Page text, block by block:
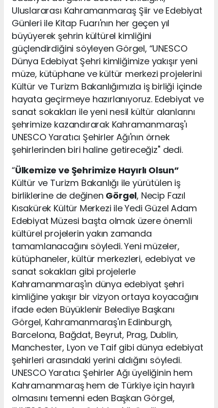
Uluslararası Kahramanmaraş Şiir ve Edebiyat
Günleri ile Kitap Fuarı'nın her geçen yıl
büyüyerek şehrin kültürel kimliğini
güçlendirdiğini söyleyen Görgel, “UNESCO
Dünya Edebiyat Şehri kimliğimize yakışır yeni
müze, kütüphane ve kültür merkezi projelerini
Kültür ve Turizm Bakanlığımızla iş birliği içinde
hayata geçirmeye hazırlanıyoruz. Edebiyat ve
sanat sokakları ile yeni nesil kültür alanlarını
şehrimize kazandırarak Kahramanmaraş'ı
UNESCO Yaratıcı Şehirler Ağı'nın örnek
şehirlerinden biri haline getireceğiz" dedi.
“Ülkemize ve Şehrimize Hayırlı Olsun”
Kültür ve Turizm Bakanlığı ile yürütülen iş
birliklerine de değinen Görgel, Necip Fazıl
Kısakürek Kültür Merkezi ile Yedi Güzel Adam
Edebiyat Müzesi başta olmak üzere önemli
kültürel projelerin yakın zamanda
tamamlanacağını söyledi. Yeni müzeler,
kütüphaneler, kültür merkezleri, edebiyat ve
sanat sokakları gibi projelerle
Kahramanmaraş'ın dünya edebiyat şehri
kimliğine yakışır bir vizyon ortaya koyacağını
ifade eden Büyüklenir Belediye Başkanı
Görgel, Kahramanmaraş'ın Edinburgh,
Barcelona, Bağdat, Beyrut, Prag, Dublin,
Manchester, Lyon ve Taif gibi dünya edebiyat
şehirleri arasındaki yerini aldığını söyledi.
UNESCO Yaratıcı Şehirler Ağı üyeliğinin hem
Kahramanmaraş hem de Türkiye için hayırlı
olmasını temenni eden Başkan Görgel,